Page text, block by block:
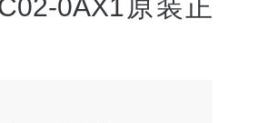
0AX1原装正